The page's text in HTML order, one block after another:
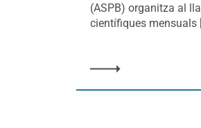
(ASPB) organitza al
científiques mensuals